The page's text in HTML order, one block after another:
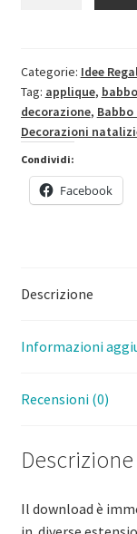
Decorazioni
Natalizie
/
Babbo
Natale
da
appendere
Pannolenci
3
Ricamo
macchina
tutorial
quantità
Categorie: Idee
Tag: applique,
decorazione,
Decorazioni
Condividi:
Facebook
Descrizione
Informazioni
Recensioni (0)
Descrizione
Il download è